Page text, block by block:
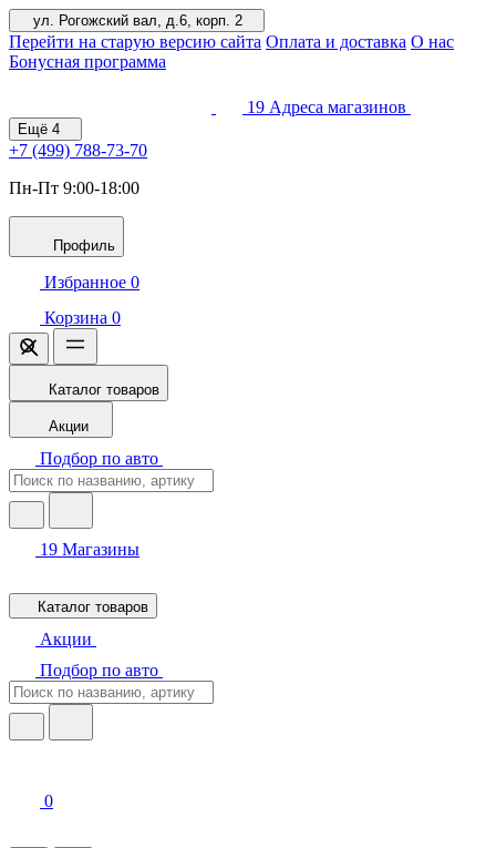
ул. Рогожский вал, д.6, корп. 2
Перейти на старую версию сайта Оплата и доставка О нас
Бонусная программа
19 Адреса магазинов
Ещё 4
+7 (499) 788-73-70
Пн-Пт 9:00-18:00
Профиль
Избранное 0
Корзина 0
Каталог товаров
Акции
Подбор по авто
19 Магазины
Каталог товаров
Акции
Подбор по авто
0